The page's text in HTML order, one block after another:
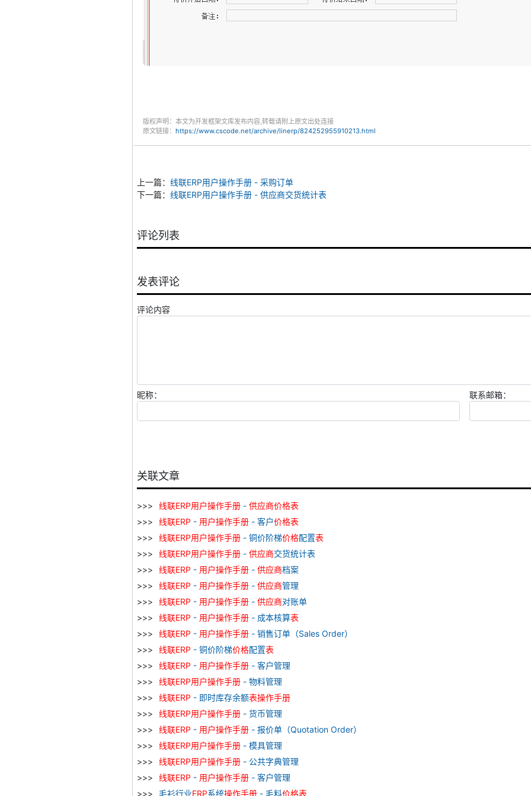
版权声明：本文为开发框架文库发布内容,转载请附上原文出处连接
原文链接： https://www.cscode.net/archive/linerp/824252955910213.html
上一篇： 线联ERP用户操作手册 - 采购订单
下一篇： 线联ERP用户操作手册 - 供应商交货统计表
评论列表
发表评论
评论内容
昵称： 联系邮箱：
关联文章
线联ERP用户操作手册 - 供应商价格表
线联ERP - 用户操作手册 - 客户价格表
线联ERP用户操作手册 - 铜价阶梯价格配置表
线联ERP用户操作手册 - 供应商交货统计表
线联ERP - 用户操作手册 - 供应商档案
线联ERP - 用户操作手册 - 供应商管理
线联ERP - 用户操作手册 - 供应商对账单
线联ERP - 用户操作手册 - 成本核算表
线联ERP - 用户操作手册 - 销售订单（Sales Order）
线联ERP - 铜价阶梯价格配置表
线联ERP - 用户操作手册 - 客户管理
线联ERP用户操作手册 - 物料管理
线联ERP - 即时库存余额表操作手册
线联ERP用户操作手册 - 货币管理
线联ERP - 用户操作手册 - 报价单（Quotation Order）
线联ERP用户操作手册 - 模具管理
线联ERP用户操作手册 - 公共字典管理
线联ERP - 用户操作手册 - 客户管理
毛衫行业ERP系统操作手册 - 毛料价格表